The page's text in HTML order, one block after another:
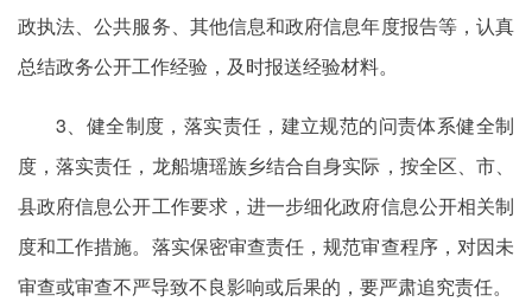
政执法、公共服务、其他信息和政府信息年度报告等，认真
总结政务公开工作经验，及时报送经验材料。
3、健全制度，落实责任，建立规范的问责体系健全制
度，落实责任，龙船塘瑶族乡结合自身实际，按全区、市、
县政府信息公开工作要求，进一步细化政府信息公开相关制
度和工作措施。落实保密审查责任，规范审查程序，对因未
审查或审查不严导致不良影响或后果的，要严肃追究责任。